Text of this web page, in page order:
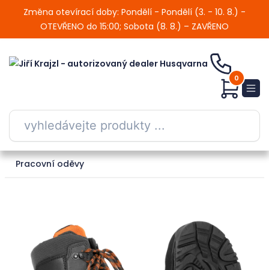
Změna otevírací doby: Pondělí - Pondělí (3. - 10. 8.) -
OTEVŘENO do 15:00; Sobota (8. 8.) – ZAVŘENO
0
Pracovní oděvy